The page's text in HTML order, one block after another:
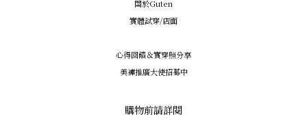
關於Guten
實體試穿/店面
心得回饋＆實穿照分享
美褲推廣大使招募中
購物前請詳閱